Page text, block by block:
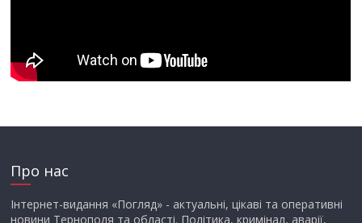
Про нас
Інтернет-видання «Погляд» - актуальні, цікаві та оперативні
новини Тернополя та області. Політика, кримінал, аварії,